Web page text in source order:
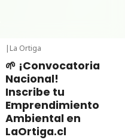
| La Ortiga
🌱 ¡Convocatoria
Nacional!
Inscribe tu
Emprendimiento
Ambiental en
LaOrtiga.cl